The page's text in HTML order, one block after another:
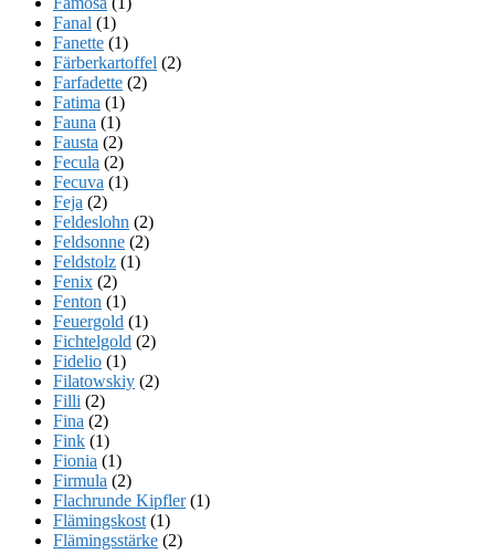
Fanal (1)
Fanette (1)
Färberkartoffel (2)
Farfadette (2)
Fatima (1)
Fauna (1)
Fausta (2)
Fecula (2)
Fecuva (1)
Feja (2)
Feldeslohn (2)
Feldsonne (2)
Feldstolz (1)
Fenix (2)
Fenton (1)
Feuergold (1)
Fichtelgold (2)
Fidelio (1)
Filatowskiy (2)
Filli (2)
Fina (2)
Fink (1)
Fionia (1)
Firmula (2)
Flachrunde Kipfler(1)
Flämingskost (1)
Flämingsstärke (2)